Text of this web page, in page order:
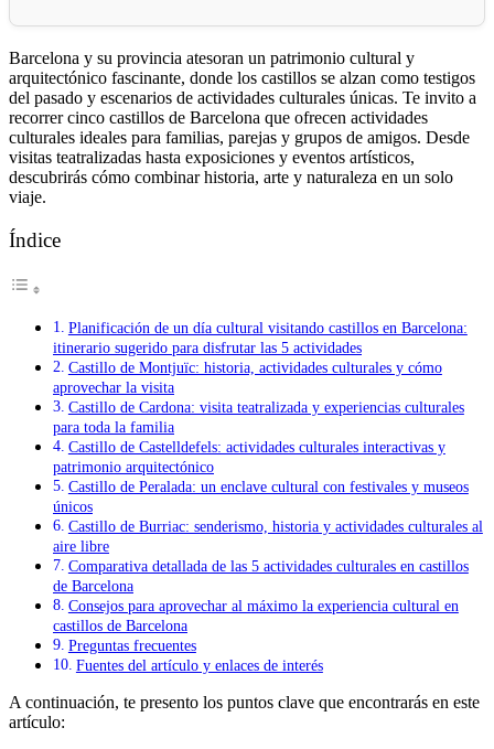
Barcelona y su provincia atesoran un patrimonio cultural y
arquitectónico fascinante, donde los castillos se alzan como testigos
del pasado y escenarios de actividades culturales únicas. Te invito a
recorrer cinco castillos de Barcelona que ofrecen actividades
culturales ideales para familias, parejas y grupos de amigos. Desde
visitas teatralizadas hasta exposiciones y eventos artísticos,
descubrirás cómo combinar historia, arte y naturaleza en un solo
viaje.
Índice
Planificación de un día cultural visitando castillos en Barcelona:
itinerario sugerido para disfrutar las 5 actividades
Castillo de Montjuïc: historia, actividades culturales y cómo
aprovechar la visita
Castillo de Cardona: visita teatralizada y experiencias culturales
para toda la familia
Castillo de Castelldefels: actividades culturales interactivas y
patrimonio arquitectónico
Castillo de Peralada: un enclave cultural con festivales y museos
únicos
Castillo de Burriac: senderismo, historia y actividades culturales al
aire libre
Comparativa detallada de las 5 actividades culturales en castillos
de Barcelona
Consejos para aprovechar al máximo la experiencia cultural en
castillos de Barcelona
Preguntas frecuentes
Fuentes del artículo y enlaces de interés
A continuación, te presento los puntos clave que encontrarás en este
artículo: